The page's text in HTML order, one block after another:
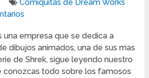
Comiquitas de Dream Works
una empresa que se dedica a
dibujos animados, una de sus mas
de Shrek, sigue leyendo nuestro
conozcas todo sobre los famosos